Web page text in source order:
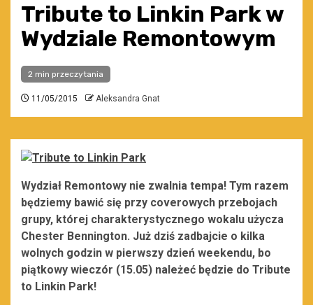
Tribute to Linkin Park w
Wydziale Remontowym
2 min przeczytania
11/05/2015 Aleksandra Gnat
Wydział Remontowy nie zwalnia tempa! Tym razem
będziemy bawić się przy coverowych przebojach
grupy, której charakterystycznego wokalu użycza
Chester Bennington. Już dziś zadbajcie o kilka
wolnych godzin w pierwszy dzień weekendu, bo
piątkowy wieczór (15.05) należeć będzie do Tribute
to Linkin Park!